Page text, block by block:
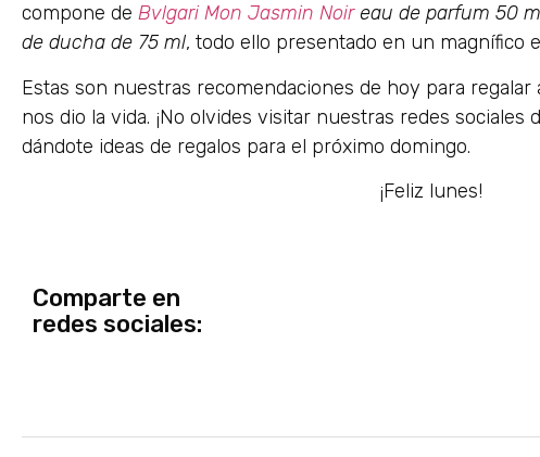
compone de Bvlgari Mon Jasmin Noireau de parfum 50
de ducha de 75 ml, todo ello presentado en un magnífico
Estas son nuestras recomendaciones de hoy para regalar
nos dio la vida. ¡No olvides visitar nuestras redes
dándote ideas de regalos para el próximo domingo.
¡Feliz lunes!
Comparte en
redes sociales: